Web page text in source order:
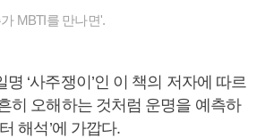
MBTI를 만나면'.
‘사주쟁이’인 이 책의 저자에 따르
히 오해하는 것처럼 운명을 예측하
해석’에 가깝다.